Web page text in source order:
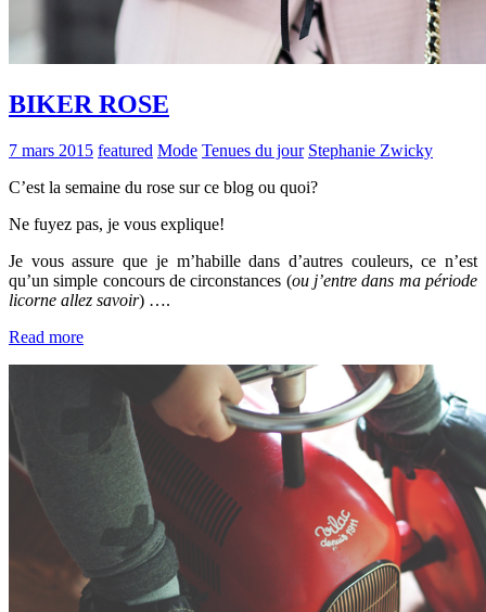
BIKER ROSE
7 mars 2015 featured Mode Tenues du jour Stephanie Zwicky
C’est la semaine du rose sur ce blog ou quoi?
Ne fuyez pas, je vous explique!
Je vous assure que je m’habille dans d’autres couleurs, ce n’est
qu’un simple concours de circonstances (ou j’entre dans ma période
licorne allez savoir) ….
Read more